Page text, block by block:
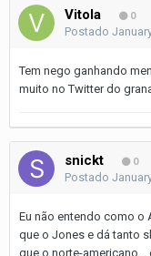
Vitola 0
Postado
Tem nego ganhando
muito no Twitter do
snickt 0
Postado
Eu não entendo como o
que o Jones e dá tanto
que o norte-americano...